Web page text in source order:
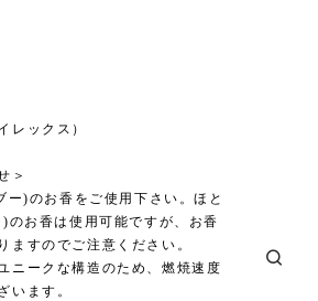
レックス）
＞
ー)のお香をご使用下さい。ほと
のお香は使用可能ですが、お香
ますのでご注意ください。
ニークな構造のため、燃焼速度
います。